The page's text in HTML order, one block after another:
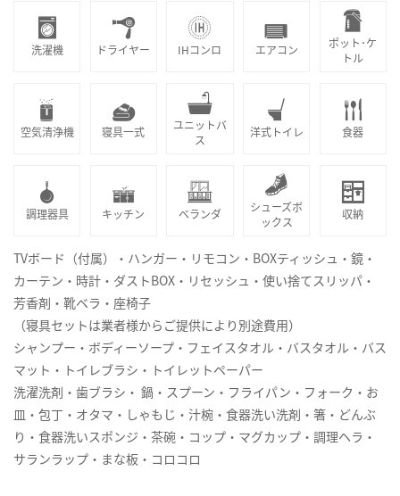
洗濯機 ドライヤー IHコンロ エアコン
ポット･ケ
トル
空気清浄機 寝具一式
ユニットバ
ス
洋式トイレ 食器
調理器具 キッチン ベランダ
シューズボ
ックス
収納
TVボード（付属）・ハンガー・リモコン・BOXティッシュ・鏡・
カーテン・時計・ダストBOX・リセッシュ・使い捨てスリッパ・
芳香剤・靴ベラ・座椅子
（寝具セットは業者様からご提供により別途費用）
シャンプー・ボディーソープ・フェイスタオル・バスタオル・バス
マット・トイレブラシ・トイレットペーパー
洗濯洗剤・歯ブラシ・ 鍋・スプーン・フライパン・フォーク・お
皿・包丁・オタマ・しゃもじ・汁椀・食器洗い洗剤・箸・どんぶ
り・食器洗いスポンジ・茶碗・コップ・マグカップ・調理ヘラ・
サランラップ・まな板・コロコロ